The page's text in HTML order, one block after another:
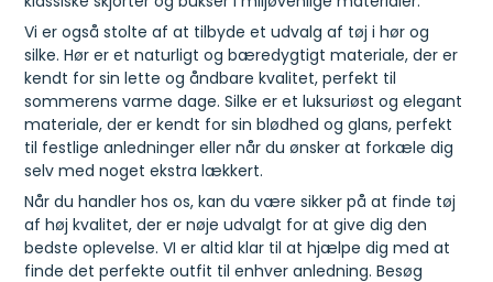
Vi er også stolte af at tilbyde et udvalg af tøj i hør og
silke. Hør er et naturligt og bæredygtigt materiale, der er
kendt for sin lette og åndbare kvalitet, perfekt til
sommerens varme dage. Silke er et luksuriøst og elegant
materiale, der er kendt for sin blødhed og glans, perfekt
til festlige anledninger eller når du ønsker at forkæle dig
selv med noget ekstra lækkert.
Når du handler hos os, kan du være sikker på at finde tøj
af høj kvalitet, der er nøje udvalgt for at give dig den
bedste oplevelse. VI er altid klar til at hjælpe dig med at
finde det perfekte outfit til enhver anledning. Besøg